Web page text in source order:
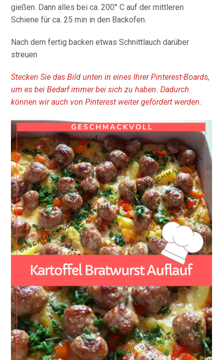
gießen. Dann alles bei ca. 200° C auf der mittleren
Schiene für ca. 25 min in den Backofen.
Nach dem fertig backen etwas Schnittlauch darüber
streuen
Stecken Sie das Bild unten in eines Ihrer Pinterest-Boards,
um es bei Bedarf immer bei sich zu haben. Dadurch
können wir auch von Pinterest weiter gefördert werden.